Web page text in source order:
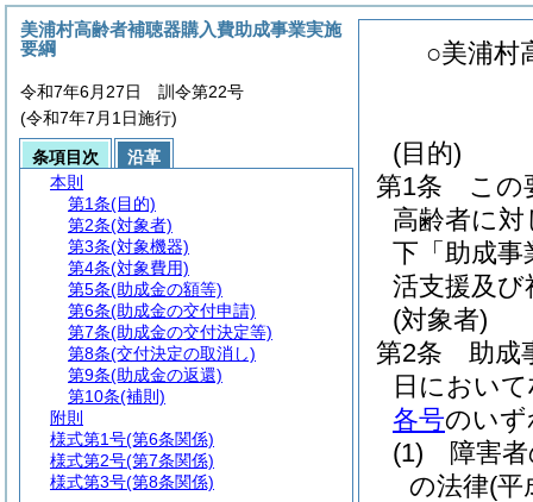
○美浦村
(目的)
第1条
この
高齢者に
下「助成事
活支援及
(対象者)
第2条
助成
日におい
各号のい
(1)
障害
の法律(平
美浦村高齢者補聴器購入費助成事業実施
要綱
令和7年6月27日 訓令第22号
(令和7年7月1日施行)
条項目次
沿革
本則
第1条(目的)
第2条(対象者)
第3条(対象機器)
第4条(対象費用)
第5条(助成金の額等)
第6条(助成金の交付申請)
第7条(助成金の交付決定等)
第8条(交付決定の取消し)
第9条(助成金の返還)
第10条(補則)
附則
様式第1号(第6条関係)
様式第2号(第7条関係)
様式第3号(第8条関係)